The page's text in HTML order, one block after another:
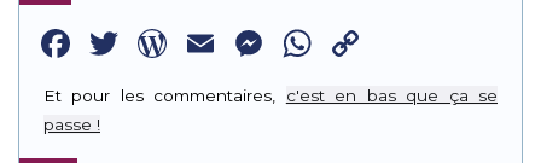
Facebook
Twitter
WordPress
EmailMessenger
WhatsApp
Link
Et pour les commentaires, c'est en bas que ça se
passe !